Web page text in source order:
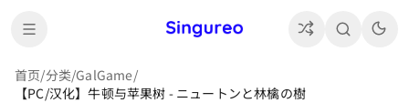
首页/分类/GalGame/
【PC/汉化】牛顿与苹果树 - ニュートンと林檎の樹